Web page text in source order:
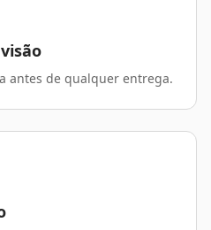
antes de qualquer entrega.